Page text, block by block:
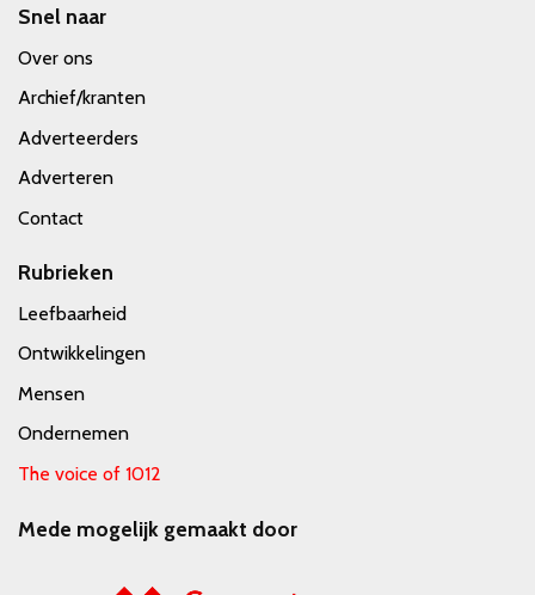
Snel naar
Over ons
Archief/kranten
Adverteerders
Adverteren
Contact
Rubrieken
Leefbaarheid
Ontwikkelingen
Mensen
Ondernemen
The voice of 1012
Mede mogelijk gemaakt door